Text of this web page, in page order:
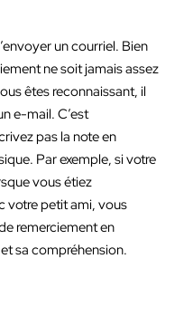
un courriel. Bien
ne soit jamais assez
êtes reconnaissant, il
e-mail. C’est
pas la note en
Par exemple, si votre
vous étiez
votre petit ami, vous
remerciement en
sa compréhension.